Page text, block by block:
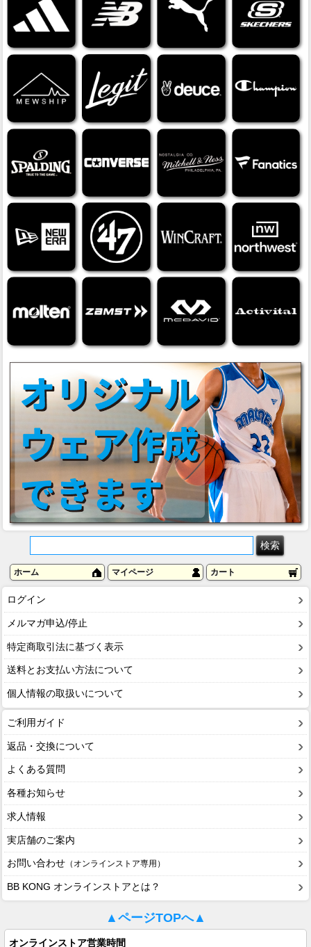
ホーム マイページ カート
ログイン
メルマガ申込/停止
特定商取引法に基づく表示
送料とお支払い方法について
個人情報の取扱いについて
ご利用ガイド
返品・交換について
よくある質問
各種お知らせ
求人情報
実店舗のご案内
お問い合わせ （オンラインストア専用）
BB KONG オンラインストアとは？
▲ページTOPへ▲
オンラインストア営業時間